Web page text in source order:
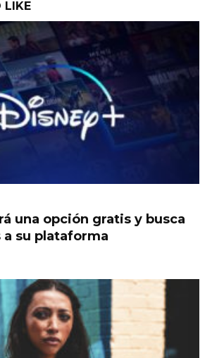
LIKE
una opción gratis y busca
su plataforma